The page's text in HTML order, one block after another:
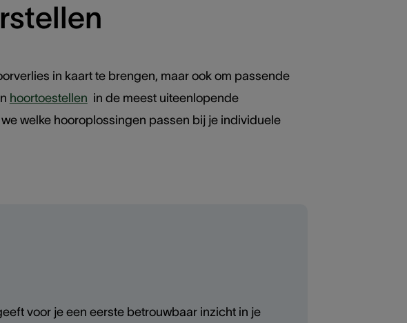
in kaart te brengen, maar ook om passende
hoortoestellen in de meest uiteenlopende
welke hooroplossingen passen bij je individuele
voor je een eerste betrouwbaar inzicht in je